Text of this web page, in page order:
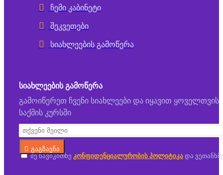
ჩემი კაბინეტი
შეკვეთები
სიახლეების გამოწერა
ᲡᲘᲐᲮᲚᲔᲔᲑᲘᲡ ᲒᲐᲛᲝᲬᲔᲠᲐ
გამოიწერეთ ჩვენი სიახლეები და იყავით ყოველთვის
საქმის კურსში
გაგზავნა
მე წავიკითხე კონფიდენციალურობის პოლიტიკა და